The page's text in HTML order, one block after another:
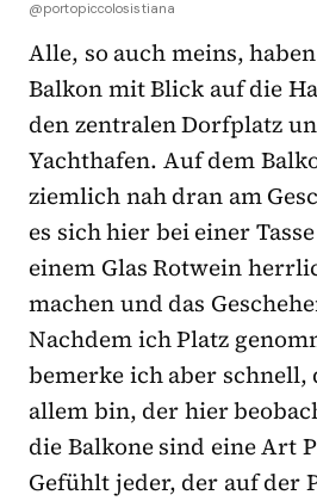
@portopiccolosistiana
Alle, so auch meins,
Balkon mit Blick auf die
den zentralen Dorfplatz
Yachthafen. Auf dem
ziemlich nah dran am
es sich hier bei einer
einem Glas Rotwein
machen und das
Nachdem ich Platz
bemerke ich aber schnell,
allem bin, der hier
die Balkone sind eine Art
Gefühlt jeder, der auf der